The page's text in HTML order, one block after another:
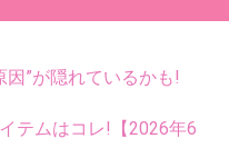
”が隠れているかも!
テムはコレ!【2026年6